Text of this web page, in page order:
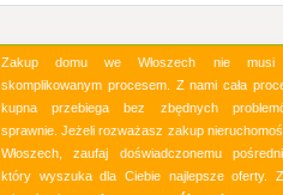
Zakup domu we Włoszech nie
skomplikowanym procesem. Z nami cała
kupna przebiega bez zbędnych
sprawnie. Jeżeli rozważasz zakup
Włoszech, zaufaj doświadczonemu
który wyszuka dla Ciebie najlepsze oferty.